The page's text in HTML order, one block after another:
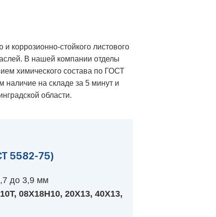
коррозионно-стойкого листового
В нашей компании отделы
химического состава по ГОСТ
наличие на складе за 5 минут и
области.
5582-75)
до 3,9 мм
08Х18Н10, 20Х13, 40Х13,